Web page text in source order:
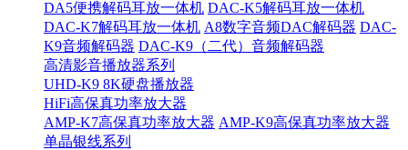
DA5便携解码耳放一体机 DAC-K5解码耳放一体机
DAC-K7解码耳放一体机 A8数字音频DAC解码器 DAC-
K9音频解码器 DAC-K9（二代）音频解码器
高清影音播放器系列
UHD-K9 8K硬盘播放器
HiFi高保真功率放大器
AMP-K7高保真功率放大器 AMP-K9高保真功率放大器
单晶银线系列